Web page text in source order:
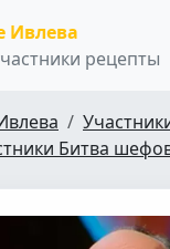
Ивлева
рецепты
Битва